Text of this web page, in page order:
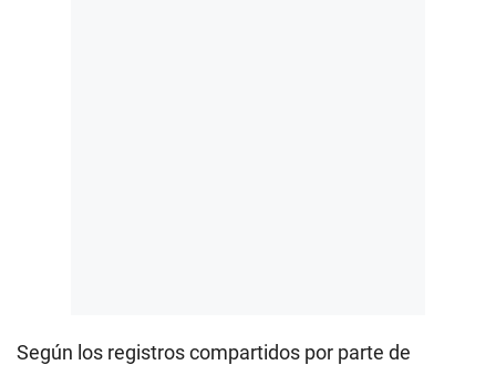
Según los registros compartidos por parte de